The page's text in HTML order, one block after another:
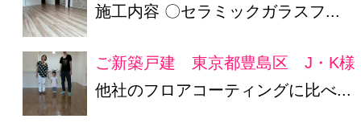
施工内容 〇セラミックガラスフ...
ご新築戸建 東京都豊島区 J・K様
他社のフロアコーティングに比べ...